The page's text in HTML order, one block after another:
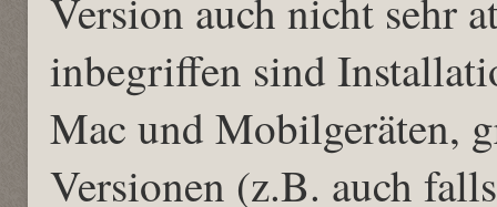
Version auch nicht sehr
inbegriffen sind
Mac und Mobilgeräten,
Versionen (z.B. auch